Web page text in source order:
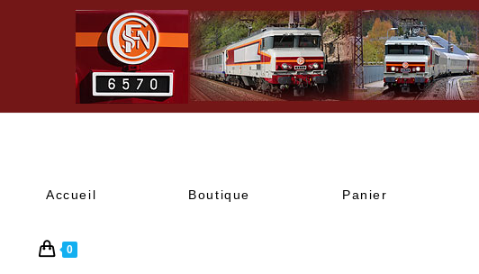
Accueil Boutique Panier
0